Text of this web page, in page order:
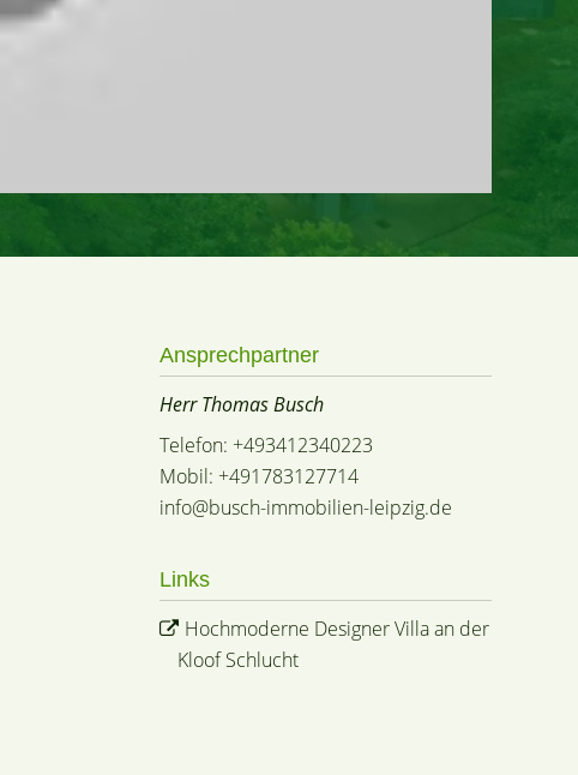
Ansprechpartner
Herr Thomas Busch
Telefon: +493412340223
Mobil: +491783127714
info@busch-immobilien-leipzig.de
Links
Hochmoderne Designer Villa an der
Kloof Schlucht